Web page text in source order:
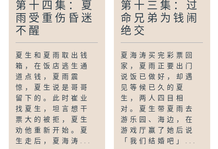
第十四集：夏
雨受重伤昏迷
不醒
夏生和夏雨取出钱
箱，在饭店逃生通
道点钱，夏雨震
惊，夏生说是哥哥
留下的。此时崔业
找夏生，坦言想干
票大的被拒，夏生
劝他重新开始。夏
生走后，夏海涛...
第十三集：过
命兄弟为钱闹
绝交
夏海涛买完彩票回
家，夏雨正要出门
说饭已做好，却遇
见等候已久的夏
生，两人四目相
对。夏生带夏雨去
游乐园、海边，在
游戏厅赢了她后说
「我们结婚吧」...